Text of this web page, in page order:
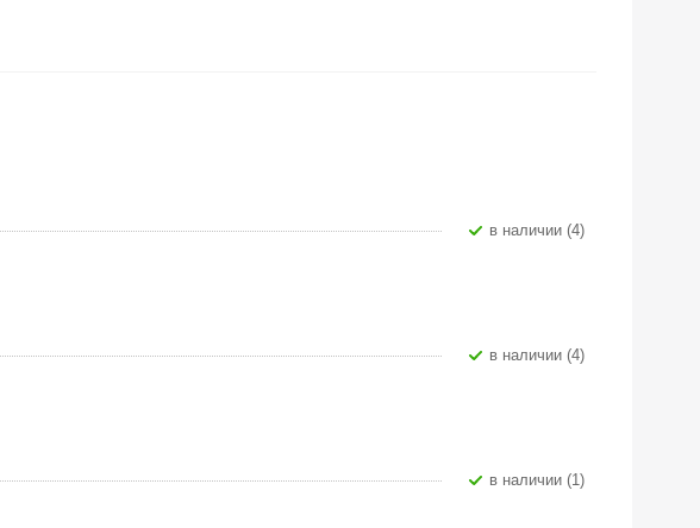
В наличии (4)
В наличии (4)
В наличии (1)